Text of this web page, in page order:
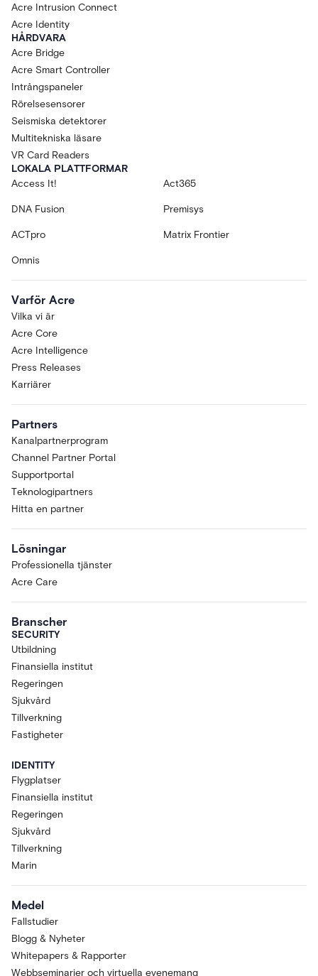
Acre Intrusion Connect
Acre Identity
HÅRDVARA
Acre Bridge
Acre Smart Controller
Intrångspaneler
Rörelsesensorer
Seismiska detektorer
Multitekniska läsare
VR Card Readers
LOKALA PLATTFORMAR
Access It!
Act365
DNA Fusion Premisys
ACTpro Matrix Frontier
Omnis
Varför Acre
Vilka vi är
Acre Core
Acre Intelligence
Press Releases
Karriärer
Partners
Kanalpartnerprogram
Channel Partner Portal
Supportportal
Teknologipartners
Hitta en partner
Lösningar
Professionella tjänster
Acre Care
Branscher
SECURITY
Utbildning
Finansiella institut
Regeringen
Sjukvård
Tillverkning
Fastigheter
IDENTITY
Flygplatser
Finansiella institut
Regeringen
Sjukvård
Tillverkning
Marin
Medel
Fallstudier
Blogg & Nyheter
Whitepapers & Rapporter
Webbseminarier och virtuella evenemang